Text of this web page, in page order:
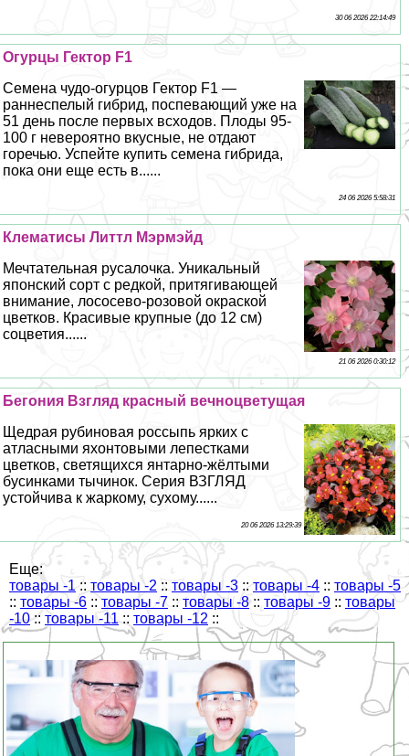
30 06 2026 22:14:49
Огурцы Гектор F1
Семена чудо-огурцов Гектор F1 —
раннеспелый гибрид, поспевающий уже на
51 день после первых всходов. Плоды 95-
100 г невероятно вкусные, не отдают
горечью. Успейте купить семена гибрида,
пока они еще есть в......
24 06 2026 5:58:31
Клематисы Литтл Мэрмэйд
Мечтательная русалочка. Уникальный
японский сорт с редкой, притягивающей
внимание, лососево-розовой окраской
цветков. Красивые крупные (до 12 см)
соцветия......
21 06 2026 0:30:12
Бегония Взгляд красный вечноцветущая
Щедрая рубиновая россыпь ярких с
атласными яхонтовыми лепестками
цветков, светящихся янтарно-жёлтыми
бусинками тычинок. Серия ВЗГЛЯД
устойчива к жаркому, сухому......
20 06 2026 13:29:39
Еще:
товары -1 :: товары -2 :: товары -3 :: товары -4 :: товары -5
:: товары -6 :: товары -7 :: товары -8:: товары -9 :: товары
-10 :: товары -11 :: товары -12 ::